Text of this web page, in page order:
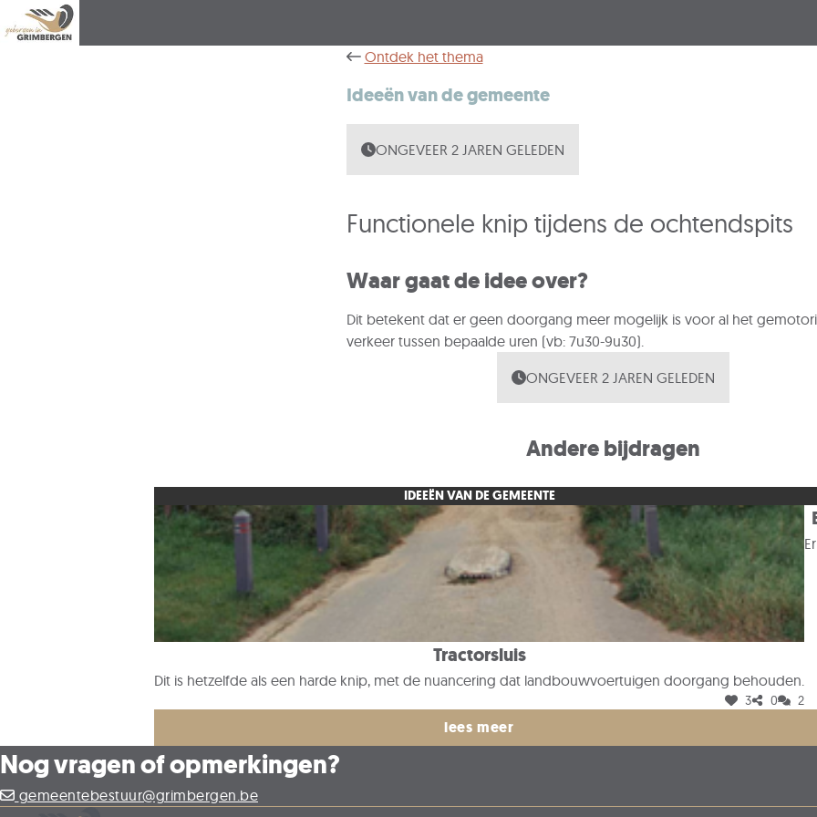
Ontdek het thema
Ideeën van de gemeente
ONGEVEER 2 JAREN GELEDEN
Functionele knip tijdens de ochtendspits
Waar gaat de idee over?
Dit betekent dat er geen doorgang meer mogelijk is voor al het
verkeer tussen bepaalde uren (vb: 7u30-9u30).
ONGEVEER 2 JAREN GELEDEN
Andere bijdragen
IDEEËN VAN DE GEMEENTE
Tractorsluis
Dit is hetzelfde als een harde knip, met de nuancering dat landbouwvoertuigen doorgang behouden.
3 0 2
lees meer
Nog vragen of opmerkingen?
gemeentebestuur@grimbergen.be